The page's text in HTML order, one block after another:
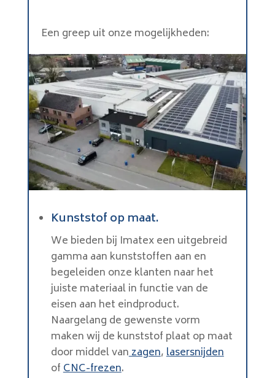
Een greep uit onze mogelijkheden:
Kunststof op maat.
We bieden bij Imatex een uitgebreid
gamma aan kunststoffen aan en
begeleiden onze klanten naar het
juiste materiaal in functie van de
eisen aan het eindproduct.
Naargelang de gewenste vorm
maken wij de kunststof plaat op maat
door middel vanzagen,lasersnijden
ofCNC-frezen.